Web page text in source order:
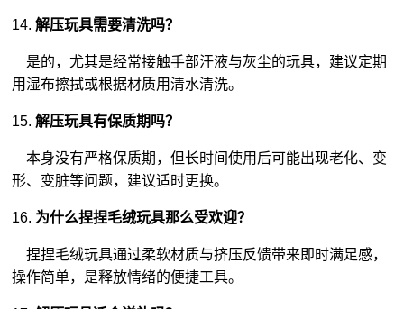
14.解压玩具需要清洗吗？
是的，尤其是经常接触手部汗液与灰尘的玩具，建议定期
用湿布擦拭或根据材质用清水清洗。
15.解压玩具有保质期吗？
本身没有严格保质期，但长时间使用后可能出现老化、变
形、变脏等问题，建议适时更换。
16. 为什么捏捏毛绒玩具那么受欢迎？
捏捏毛绒玩具通过柔软材质与挤压反馈带来即时满足感，
操作简单，是释放情绪的便捷工具。